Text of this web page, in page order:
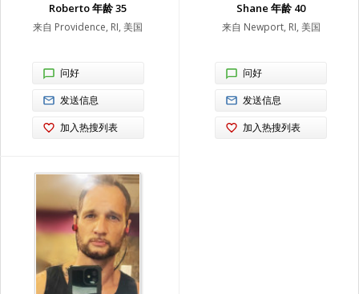
Roberto 年龄 35
来自 Providence, RI, 美国
问好
发送信息
加入热搜列表
Shane 年龄 40
来自 Newport, RI, 美国
问好
发送信息
加入热搜列表